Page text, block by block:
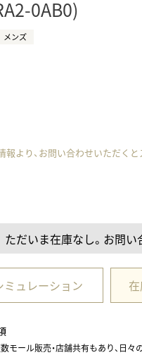
0AB0)
メンズ
より、お問い合わせいただく
ただいま在庫なし。お問
ュレーション
数モール販売・店舗共有もあり、日